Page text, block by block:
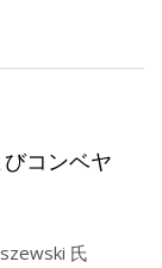
コンベヤ
氏